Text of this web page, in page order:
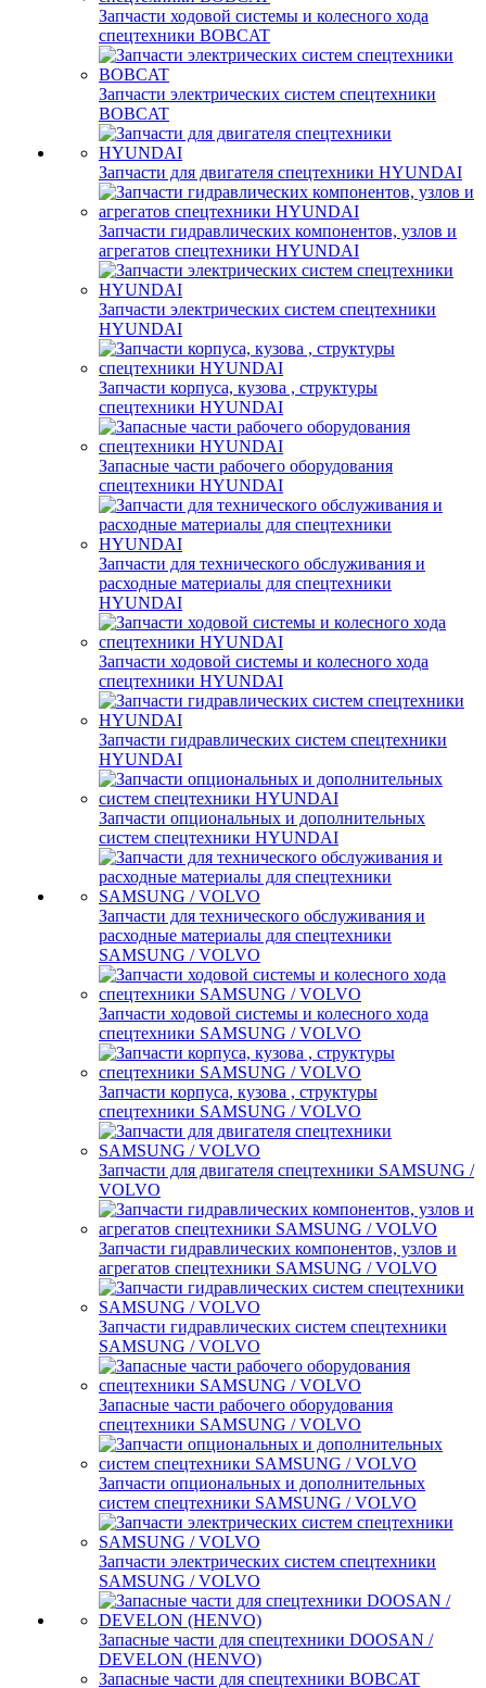
Запчасти ходовой системы и колесного хода
спецтехники BOBCAT
Запчасти электрических систем спецтехники
BOBCAT
Запчасти для двигателя спецтехники HYUNDAI
Запчасти гидравлических компонентов, узлов и
агрегатов спецтехники HYUNDAI
Запчасти электрических систем спецтехники
HYUNDAI
Запчасти корпуса, кузова , структуры
спецтехники HYUNDAI
Запасные части рабочего оборудования
спецтехники HYUNDAI
Запчасти для технического обслуживания и
расходные материалы для спецтехники
HYUNDAI
Запчасти ходовой системы и колесного хода
спецтехники HYUNDAI
Запчасти гидравлических систем спецтехники
HYUNDAI
Запчасти опциональных и дополнительных
систем спецтехники HYUNDAI
Запчасти для технического обслуживания и
расходные материалы для спецтехники
SAMSUNG / VOLVO
Запчасти ходовой системы и колесного хода
спецтехники SAMSUNG / VOLVO
Запчасти корпуса, кузова , структуры
спецтехники SAMSUNG / VOLVO
Запчасти для двигателя спецтехники SAMSUNG /
VOLVO
Запчасти гидравлических компонентов, узлов и
агрегатов спецтехники SAMSUNG / VOLVO
Запчасти гидравлических систем спецтехники
SAMSUNG / VOLVO
Запасные части рабочего оборудования
спецтехники SAMSUNG / VOLVO
Запчасти опциональных и дополнительных
систем спецтехники SAMSUNG / VOLVO
Запчасти электрических систем спецтехники
SAMSUNG / VOLVO
Запасные части для спецтехники DOOSAN /
DEVELON (HENVO)
Запасные части для спецтехники BOBCAT